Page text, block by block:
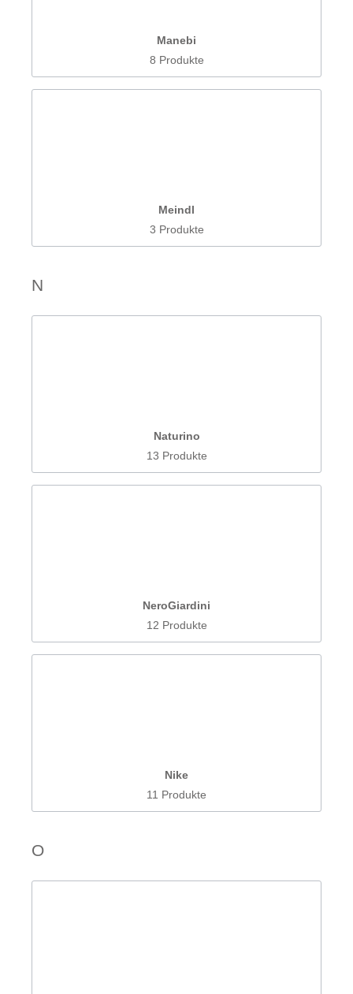
Manebi
8 Produkte
Meindl
3 Produkte
N
Naturino
13 Produkte
NeroGiardini
12 Produkte
Nike
11 Produkte
O